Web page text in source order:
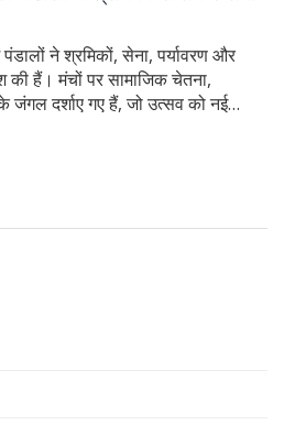
ने श्रमिकों, सेना, पर्यावरण और
की हैं। मंचों पर सामाजिक चेतना,
जंगल दर्शाए गए हैं, जो उत्सव को नई